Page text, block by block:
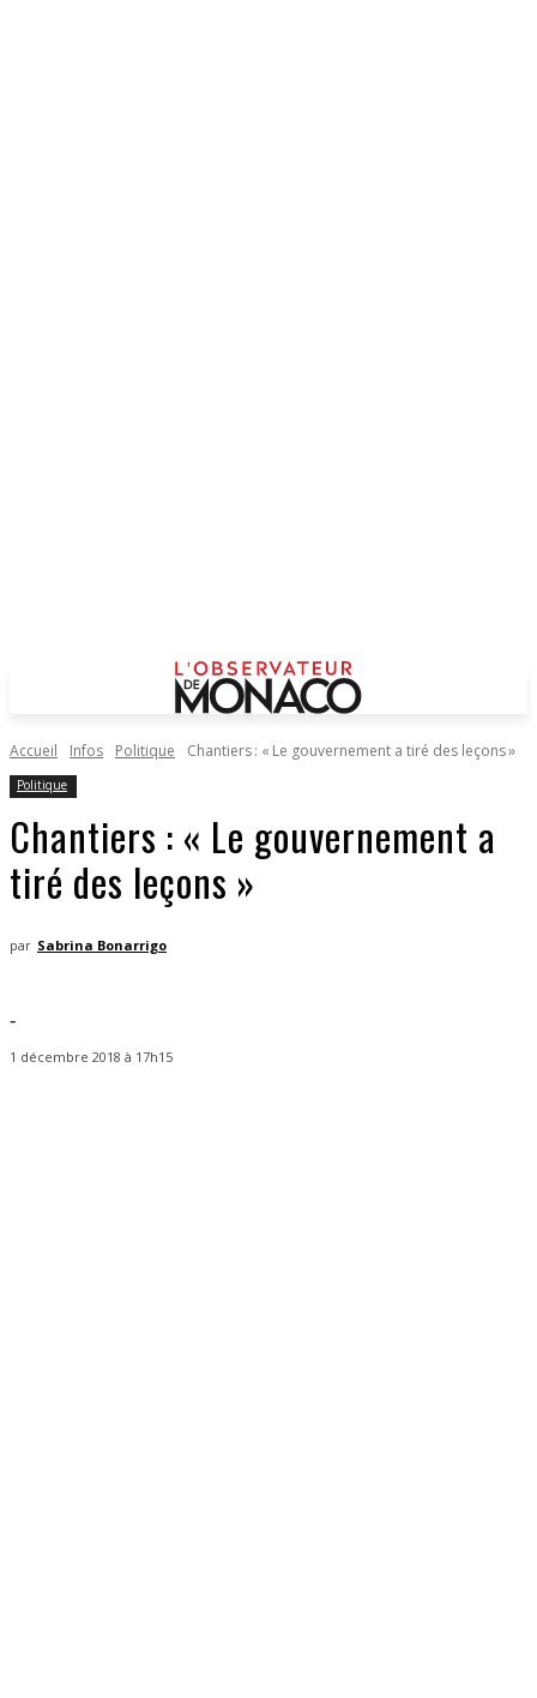
Accueil Infos Politique Chantiers : « Le gouvernement a tiré des leçons »
Politique
Chantiers : « Le gouvernement a
tiré des leçons »
par Sabrina Bonarrigo
-
1 décembre 2018 à 17h15